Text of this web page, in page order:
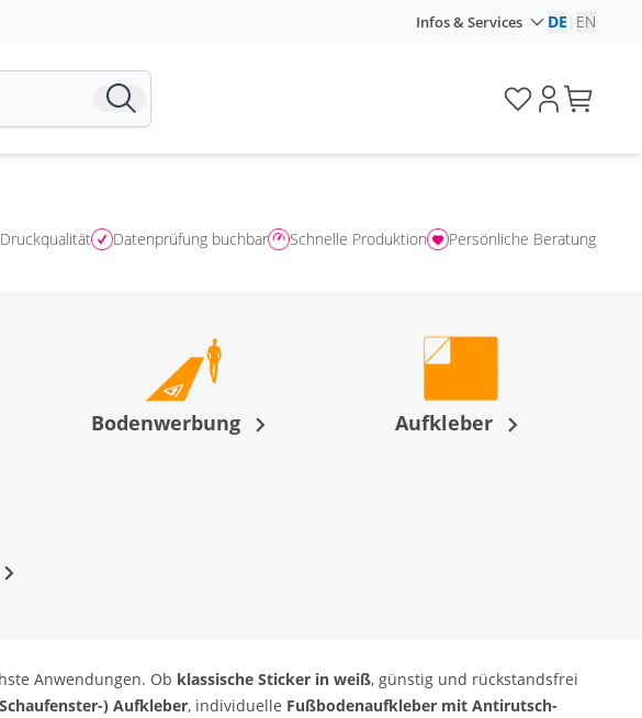
Infos & Services DE EN
Datenprüfung buchbar Schnelle Produktion Persönliche Beratung
Bodenwerbung Aufkleber
Anwendungen. Ob klassische Sticker in weiß, günstig und rückstandsfrei
) Aufkleber, individuelle Fußbodenaufkleber mit Antirutsch-